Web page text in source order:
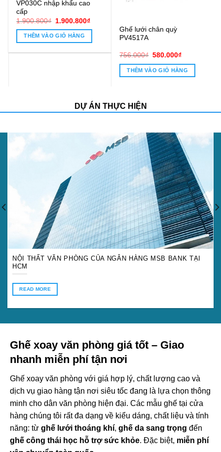
Ghế lưới chân quỳ
PV4517A
756.000₫ Giá
580.000₫Giá
Ghế chân quỳ lưới PVC16C
1.100.000 ₫ Giá
là:
1.100.000₫.
850.000
tại
là:
THÊM VÀO GIỎ HÀNG
DỰ ÁN THỰC HIỆN
NỘI THẤT VĂN PHÒNG CỦA NGÂN HÀNG MSB BANK TẠI
HCM
READ MORE
Ghế xoay văn phòng giá tốt – Giao
nhanh miễn phí tận nơi
Ghế xoay văn phòng với giá hợp lý, chất lượng cao và
dịch vụ giao hàng tận nơi siêu tốc đang là lựa chọn thông
minh cho dân văn phòng hiện đại. Các mẫu ghế tại cửa
hàng chúng tôi rất đa dạng về kiểu dáng, chất liệu và tính
năng: từ ghế lưới thoáng khí, ghế da sang trọng đến
ghế công thái học hỗ trợ sức khỏe. Đặc biệt, miễn phí